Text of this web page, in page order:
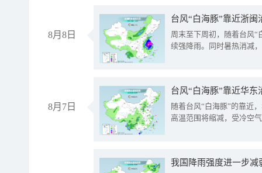
8月8日
台风“白海豚”靠近浙
周末至下周初，随着台风“
续强降雨。同时暑热消减
8月7日
台风“白海豚”靠近华
随着台风“白海豚”的靠近
高温范围将缩减，受冷空